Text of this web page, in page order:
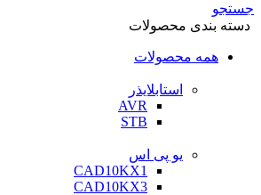
جستجو
دسته بندی محصولات
همه محصولات
استابلایذر
AVR
STB
یو پی اس
CAD10KX1
CAD10KX3